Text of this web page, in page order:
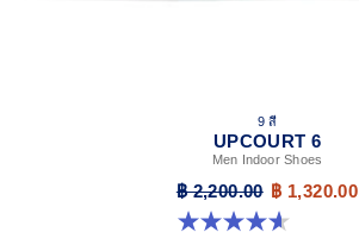
9 สี
UPCOURT 6
Men Indoor Shoes
฿ 2,200.00 ฿ 1,320.00
4.6 จาก 5 ดาว 251 รีวิว